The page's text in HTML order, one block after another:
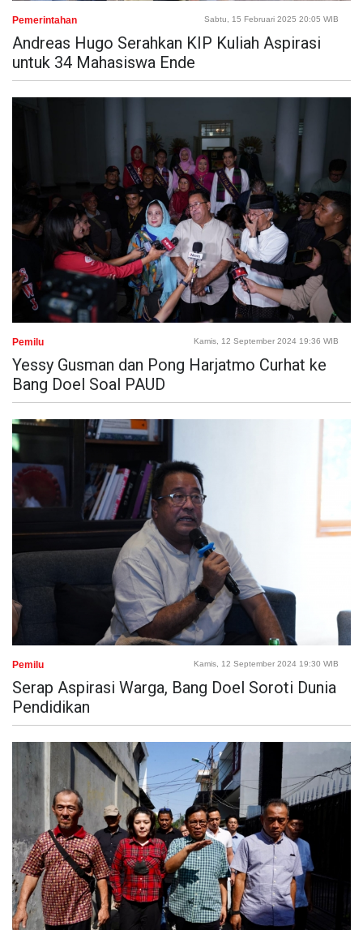
Pemerintahan Sabtu, 15 Februari 2025 20:05 WIB
Andreas Hugo Serahkan KIP Kuliah Aspirasi
untuk 34 Mahasiswa Ende
Pemilu Kamis, 12 September 2024 19:36 WIB
Yessy Gusman dan Pong Harjatmo Curhat ke
Bang Doel Soal PAUD
Pemilu Kamis, 12 September 2024 19:30 WIB
Serap Aspirasi Warga, Bang Doel Soroti Dunia
Pendidikan